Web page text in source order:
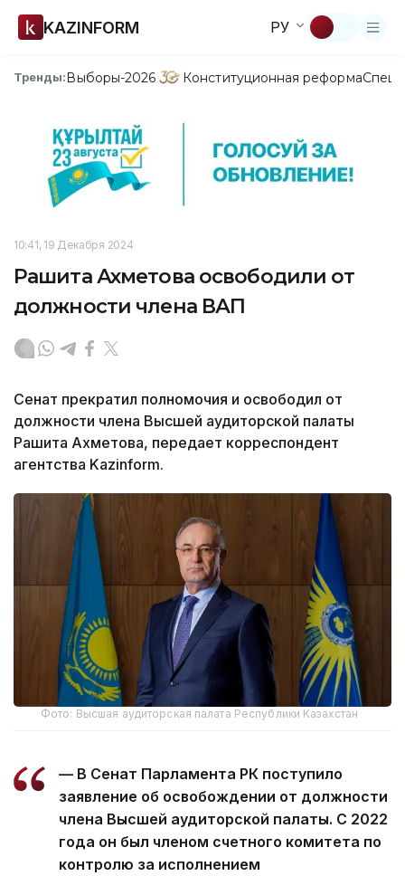
KAZINFORM РУ
Тренды:Выборы-2026 Конституционная реформа
10:41, 19 Декабря 2024
Рашита Ахметова освободили от
должности члена ВАП
Сенат прекратил полномочия и освободил от
должности члена Высшей аудиторской палаты
Рашита Ахметова, передает корреспондент
агентства Kazinform.
Фото: Высшая аудиторская палата Республики Казахстан
— В Сенат Парламента РК поступило
заявление об освобождении от должности
члена Высшей аудиторской палаты. С 2022
года он был членом счетного комитета по
контролю за исполнением